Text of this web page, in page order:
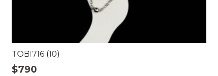
TOBI716 (10)
$790